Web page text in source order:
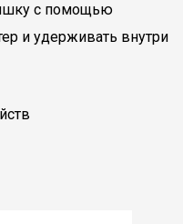
с помощью
и удерживать внутри